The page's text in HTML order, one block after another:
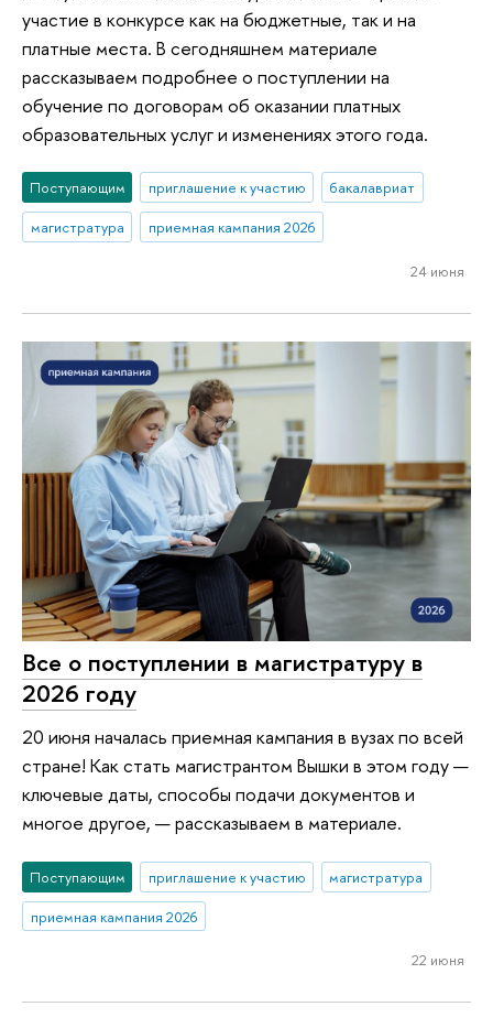
участие в конкурсе как на бюджетные, так и на
платные места. В сегодняшнем материале
рассказываем подробнее о поступлении на
обучение по договорам об оказании платных
образовательных услуг и изменениях этого года.
Поступающим приглашение к участию
бакалавриат
магистратура
приемная кампания 2026
24 июня
Все о поступлении в магистратуру в
2026 году
20 июня началась приемная кампания в вузах по всей
стране! Как стать магистрантом Вышки в этом году —
ключевые даты, способы подачи документов и
многое другое, — рассказываем в материале.
Поступающим приглашение к участию
магистратура
приемная кампания 2026
22 июня